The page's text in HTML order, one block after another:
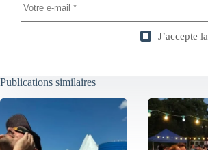
J’accepte la
Publications similaires